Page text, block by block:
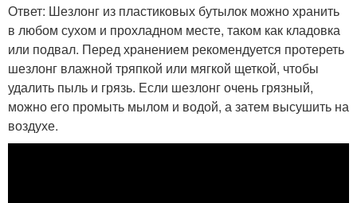
Ответ: Шезлонг из пластиковых бутылок можно хранить
в любом сухом и прохладном месте, таком как кладовка
или подвал. Перед хранением рекомендуется протереть
шезлонг влажной тряпкой или мягкой щеткой, чтобы
удалить пыль и грязь. Если шезлонг очень грязный,
можно его промыть мылом и водой, а затем высушить на
воздухе.